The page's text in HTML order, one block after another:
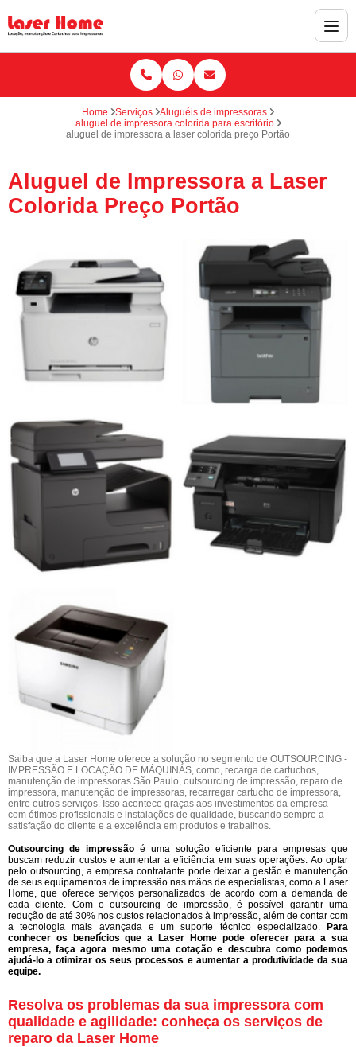
Home Serviços
Aluguéis de impressoras
aluguel de impressora colorida para escritório
aluguel de impressora a laser colorida preço Portão
Aluguel de Impressora a Laser
Colorida Preço Portão
Saiba que a Laser Home oferece a solução no segmento de OUTSOURCING -
IMPRESSÃO E LOCAÇÃO DE MÁQUINAS, como, recarga de cartuchos,
manutenção de impressoras São Paulo, outsourcing de impressão, reparo de
impressora, manutenção de impressoras, recarregar cartucho de impressora,
entre outros serviços. Isso acontece graças aos investimentos da empresa
com ótimos profissionais e instalações de qualidade, buscando sempre a
satisfação do cliente e a excelência em produtos e trabalhos.
Outsourcing de impressão é uma solução eficiente para empresas que
buscam reduzir custos e aumentar a eficiência em suas operações. Ao optar
pelo outsourcing, a empresa contratante pode deixar a gestão e manutenção
de seus equipamentos de impressão nas mãos de especialistas, como a Laser
Home, que oferece serviços personalizados de acordo com a demanda de
cada cliente. Com o outsourcing de impressão, é possível garantir uma
redução de até 30% nos custos relacionados à impressão, além de contar com
a tecnologia mais avançada e um suporte técnico especializado. Para
conhecer os benefícios que a Laser Home pode oferecer para a sua
empresa, faça agora mesmo uma cotação e descubra como podemos
ajudá-lo a otimizar os seus processos e aumentar a produtividade da sua
equipe.
Resolva os problemas da sua impressora com
qualidade e agilidade: conheça os serviços de
reparo da Laser Home